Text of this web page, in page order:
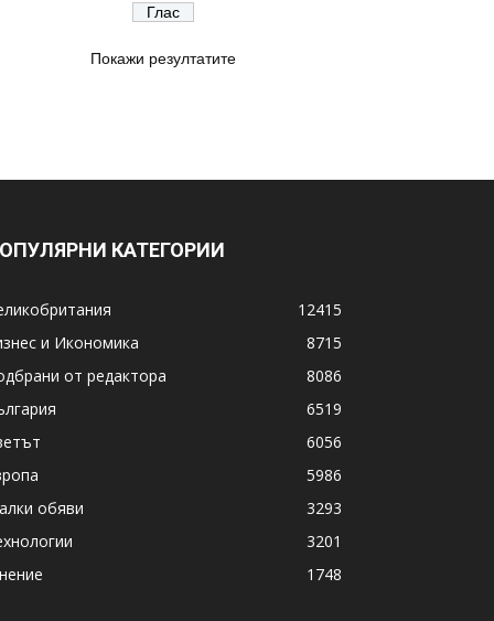
Покажи резултатите
КАТЕГОРИИ
12415
и Икономика
8715
от редактора
8086
6519
6056
5986
обяви
3293
3201
1748